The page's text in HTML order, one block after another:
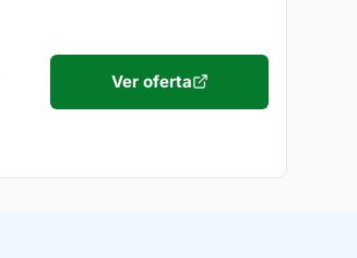
Ver oferta